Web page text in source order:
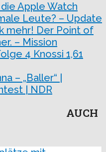
Apple Watch
Leute? – Update
mehr! Der Point of
– Mission
4 Knossi 1,61
– „Baller“ |
| NDR
AUCH